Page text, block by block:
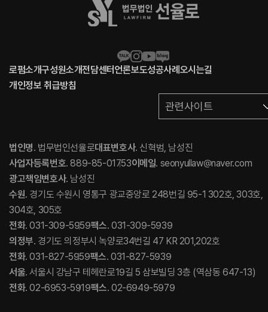
로펌소개구성원소개전담센터언론보도성공사례 오시는길
개인정보 취급방침
관련사이트
법인명. 법무법인선율로대표변호사. 신혁범, 남성진
사업자등록번호. 889-85-01753이메일. seonyullaw@naver.com
광고책임변호사. 남성진
수원. 경기도 수원시 영통구 광교중앙로 248번길 95-1 302호, 303호,
304호, 305호
전화. 031-309-5959팩스. 031-309-5939
의정부. 경기도 의정부시 녹양로34번길 47 KR 201,202호
전화. 031-827-5959팩스. 031-827-5939
서울. 서울시 강남구 테헤란로19길 5 삼보빌딩 3층 (역삼동 647-13)
전화. 02-6953-5919팩스. 02-6949-5979